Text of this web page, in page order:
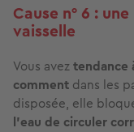
Cause n° 6 :
vaisselle
Vous aveztendance
comment dans les
disposée, elle
l’eau de circuler